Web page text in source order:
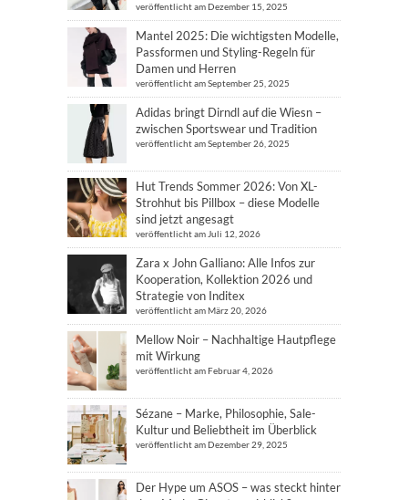
veröffentlicht am Dezember 15, 2025
Mantel 2025: Die wichtigsten Modelle,
Passformen und Styling-Regeln für
Damen und Herren
veröffentlicht am September 25, 2025
Adidas bringt Dirndl auf die Wiesn –
zwischen Sportswear und Tradition
veröffentlicht am September 26, 2025
Hut Trends Sommer 2026: Von XL-
Strohhut bis Pillbox – diese Modelle
sind jetzt angesagt
veröffentlicht am Juli 12, 2026
Zara x John Galliano: Alle Infos zur
Kooperation, Kollektion 2026 und
Strategie von Inditex
veröffentlicht am März 20, 2026
Mellow Noir – Nachhaltige Hautpflege
mit Wirkung
veröffentlicht am Februar 4, 2026
Sézane – Marke, Philosophie, Sale-
Kultur und Beliebtheit im Überblick
veröffentlicht am Dezember 29, 2025
Der Hype um ASOS – was steckt hinter